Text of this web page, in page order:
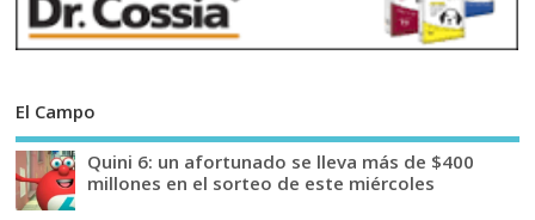
El Campo
Quini 6: un afortunado se lleva más de $400
millones en el sorteo de este miércoles